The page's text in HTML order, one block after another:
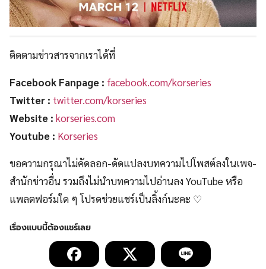
ติดตามข่าวสารจากเราได้ที่
Facebook Fanpage : facebook.com/korseries
Twitter : twitter.com/korseries
Website : korseries.com
Youtube : Korseries
ขอความกรุณาไม่คัดลอก-ดัดแปลงบทความไปโพสต์ลงในเพจ-
สำนักข่าวอื่น รวมถึงไม่นำบทความไปอ่านลง YouTube หรือ
แพลตฟอร์มใด ๆ โปรดช่วยแชร์เป็นลิ้งก์นะคะ ♡